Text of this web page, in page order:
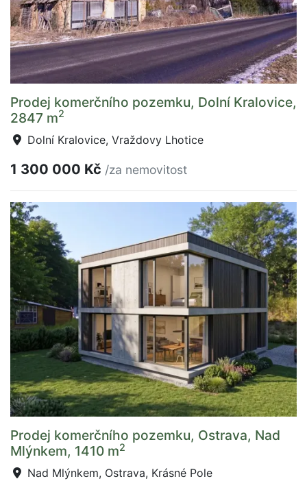
Prodej komerčního pozemku, Dolní Kralovice,
2847 m2
Dolní Kralovice, Vraždovy Lhotice
1 300 000 Kč /za nemovitost
Prodej komerčního pozemku, Ostrava, Nad
Mlýnkem, 1410 m2
Nad Mlýnkem, Ostrava, Krásné Pole